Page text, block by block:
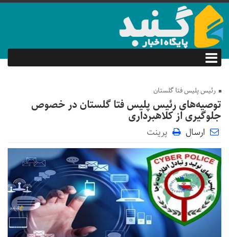
رئیس پلیس فتا گلستان
توصیه‌های رئیس پلیس فتا گلستان در خصوص
جلوگیری از کلاهبرداری
ارسال پرینت